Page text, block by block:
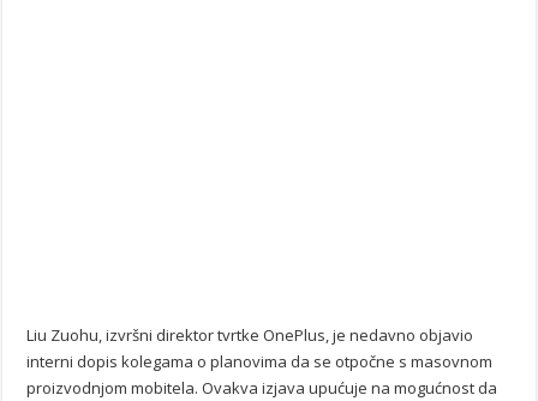
Liu Zuohu, izvršni direktor tvrtke OnePlus, je nedavno objavio
interni dopis kolegama o planovima da se otpočne s masovnom
proizvodnjom mobitela. Ovakva izjava upućuje na mogućnost da